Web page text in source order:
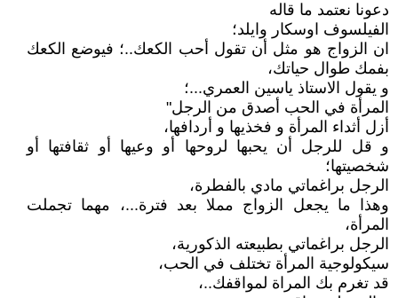
دعونا نعتمد ما قاله
الفيلسوف اوسكار وايلد؛
ان الزواج هو مثل أن تقول أحب الكعك..؛ فيوضع الكعك
بفمك طوال حياتك،
و يقول الاستاذ ياسين العمري...؛
المرأة في الحب أصدق من الرجل"
أزل أثداء المرأة و فخذيها و أردافها،
و قل للرجل أن يحبها لروحها أو وعيها أو ثقافتها أو
شخصيتها؛
الرجل براغماتي مادي بالفطرة،
وهذا ما يجعل الزواج مملا بعد فترة...، مهما تجملت
المرأة،
الرجل براغماتي بطبيعته الذكورية،
سيكولوجية المرأة تختلف في الحب،
قد تغرم بك المراة لمواقفك..،